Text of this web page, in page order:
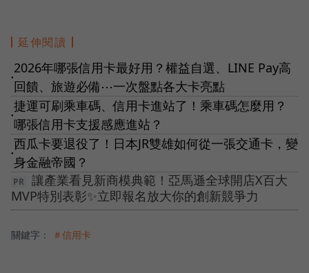
延伸閱讀
●
2026年哪張信用卡最好用？權益自選、LINE Pay高
回饋、旅遊必備⋯一次盤點各大卡亮點
●
捷運可刷乘車碼、信用卡進站了！乘車碼怎麼用？
哪張信用卡支援感應進站？
●
西瓜卡要退役了！日本JR雙雄如何從一張交通卡，變
身金融帝國？
讓產業看見新商模典範！亞馬遜全球開店X百大
MVP特別表彰✨立即報名放大你的創新競爭力
關鍵字： ＃信用卡